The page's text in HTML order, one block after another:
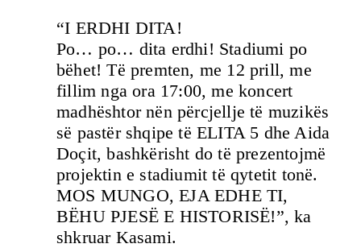
“I ERDHI DITA!
Po… po… dita erdhi! Stadiumi po
bëhet! Të premten, me 12 prill, me
fillim nga ora 17:00, me koncert
madhështor nën përcjellje të muzikës
së pastër shqipe të ELITA 5 dhe Aida
Doçit, bashkërisht do të prezentojmë
projektin e stadiumit të qytetit tonë.
MOS MUNGO, EJA EDHE TI,
BËHU PJESË E HISTORISË!”, ka
shkruar Kasami.